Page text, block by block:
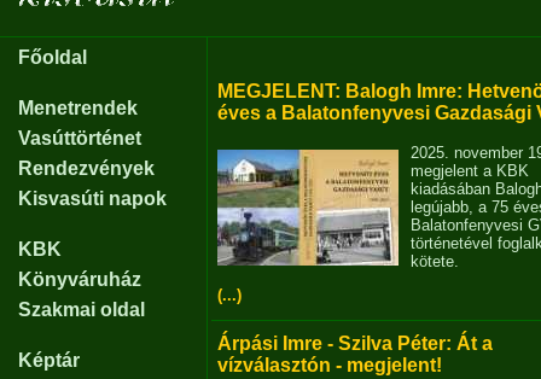
Főoldal
Menetrendek
Vasúttörténet
Rendezvények
Kisvasúti napok
KBK
Könyváruház
Szakmai oldal
Képtár
MEGJELENT: Balogh Imre:
éves a Balatonfenyvesi Gazdasági
2025. november
megjelent a KBK
kiadásában
legújabb, a 75
Balatonfenyvesi
történetével
kötete.
(...)
Árpási Imre - Szilva Péter: Át a
vízválasztón - megjelent!